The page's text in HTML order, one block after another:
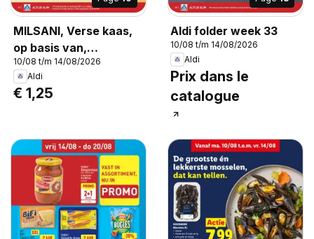
MILSANI, Verse kaas,
op basis van,
gepasteuriseerde
melk,, verschillende
varianten, (6.25/kg)
10/08 t/m 14/08/2026
Aldi
€ 1,25
Aldi folder week 33
10/08 t/m 14/08/2026
Aldi
Prix dans le
catalogue